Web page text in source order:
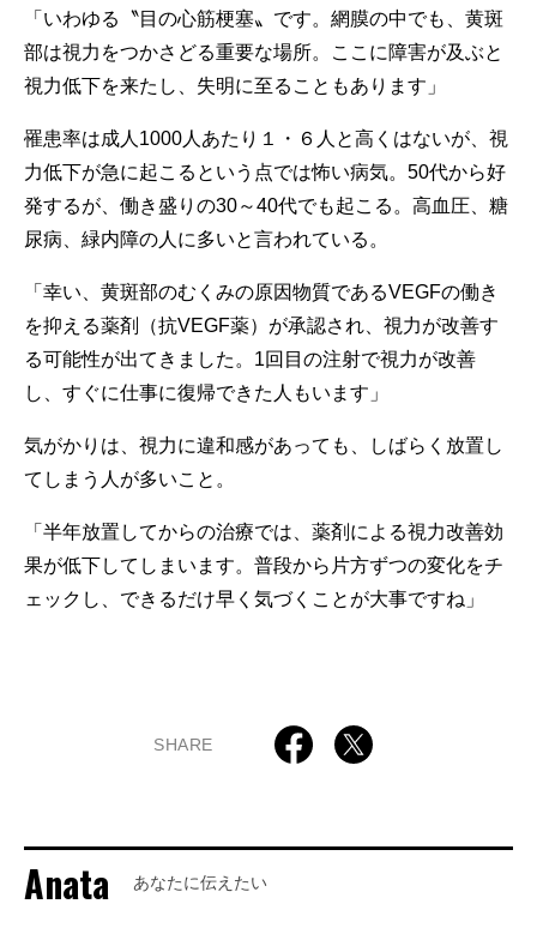
「いわゆる〝目の心筋梗塞〟です。網膜の中でも、黄斑
部は視力をつかさどる重要な場所。ここに障害が及ぶと
視力低下を来たし、失明に至ることもあります」
罹患率は成人1000人あたり１・６人と高くはないが、視
力低下が急に起こるという点では怖い病気。50代から好
発するが、働き盛りの30～40代でも起こる。高血圧、糖
尿病、緑内障の人に多いと言われている。
「幸い、黄斑部のむくみの原因物質であるVEGFの働き
を抑える薬剤（抗VEGF薬）が承認され、視力が改善す
る可能性が出てきました。1回目の注射で視力が改善
し、すぐに仕事に復帰できた人もいます」
気がかりは、視力に違和感があっても、しばらく放置し
てしまう人が多いこと。
「半年放置してからの治療では、薬剤による視力改善効
果が低下してしまいます。普段から片方ずつの変化をチ
ェックし、できるだけ早く気づくことが大事ですね」
SHARE
Anata あなたに伝えたい